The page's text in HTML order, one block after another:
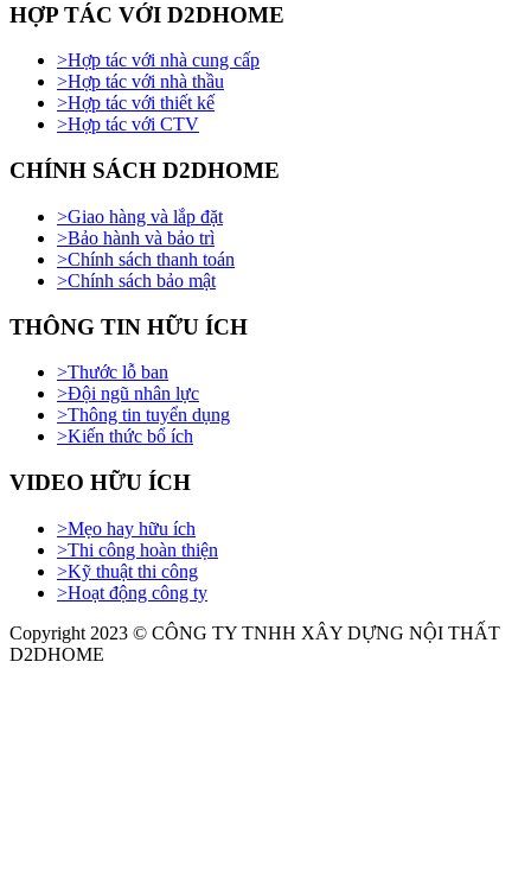
HỢP TÁC VỚI D2DHOME
>Hợp tác với nhà cung cấp
>Hợp tác với nhà thầu
>Hợp tác với thiết kế
>Hợp tác với CTV
CHÍNH SÁCH D2DHOME
>Giao hàng và lắp đặt
>Bảo hành và bảo trì
>Chính sách thanh toán
>Chính sách bảo mật
THÔNG TIN HỮU ÍCH
>Thước lỗ ban
>Đội ngũ nhân lực
>Thông tin tuyển dụng
>Kiến thức bổ ích
VIDEO HỮU ÍCH
>Mẹo hay hữu ích
>Thi công hoàn thiện
>Kỹ thuật thi công
>Hoạt động công ty
Copyright 2023 © CÔNG TY TNHH XÂY DỰNG NỘI THẤT
D2DHOME